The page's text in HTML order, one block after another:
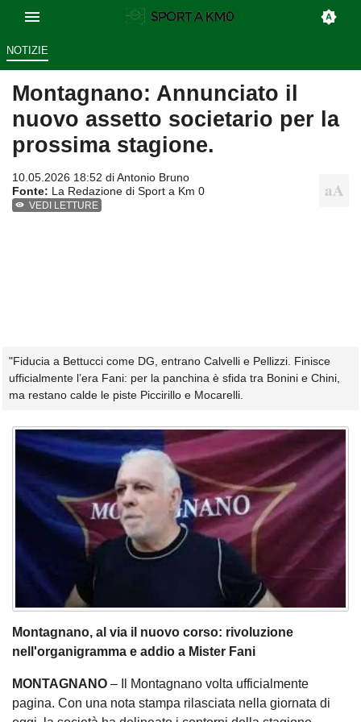
NOTIZIE
Montagnano: Annunciato il
nuovo assetto societario per la
prossima stagione.
10.05.2026 18:52 diAntonio Bruno
Fonte: La Redazione di Sport a Km 0
VEDI LETTURE
"Fiducia a Bettucci come DG, entrano Calvelli e Pellizzi. Finisce
ufficialmente l’era Fani: per la panchina è sfida tra Bonini e Chini,
ma restano calde le piste Piccirillo e Mocarelli.
Montagnano, al via il nuovo corso: rivoluzione
nell'organigramma e addio a Mister Fani
MONTAGNANO – Il Montagnano volta ufficialmente
pagina. Con una nota stampa rilasciata nella giornata di